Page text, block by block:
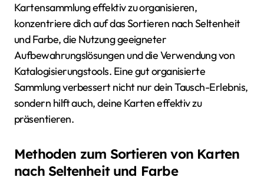
Kartensammlung effektiv zu organisieren,
konzentriere dich auf das Sortieren nach Seltenheit
und Farbe, die Nutzung geeigneter
Aufbewahrungslösungen und die Verwendung von
Katalogisierungstools. Eine gut organisierte
Sammlung verbessert nicht nur dein Tausch-Erlebnis,
sondern hilft auch, deine Karten effektiv zu
präsentieren.
Methoden zum Sortieren von Karten
nach Seltenheit und Farbe